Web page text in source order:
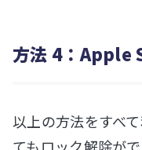
方法 4：Apple
以上の方法をすべ